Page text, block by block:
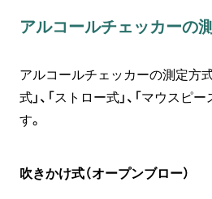
アルコールチェッカーの
アルコールチェッカーの測定方
式」、「ストロー式」、「マウスピ
す。
吹きかけ式（オープンブロー）